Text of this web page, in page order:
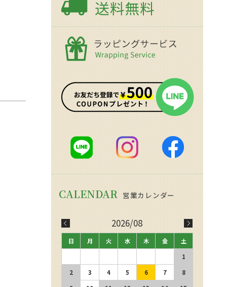
2026/08
日 月 火 水 木 金
土
1
2
3 4 5 6 7
8